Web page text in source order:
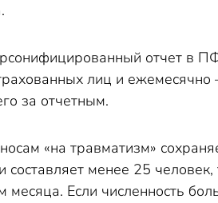
отчет в
лиц и
за отчетным.
«на травматизм»
составляет менее 25 человек,
месяца. Если численность